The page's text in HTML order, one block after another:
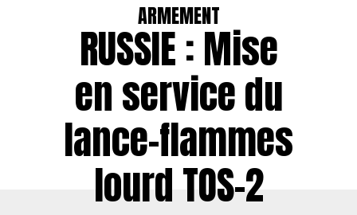
ARMEMENT
RUSSIE : Mise
en service du
lance-flammes
lourd TOS-2